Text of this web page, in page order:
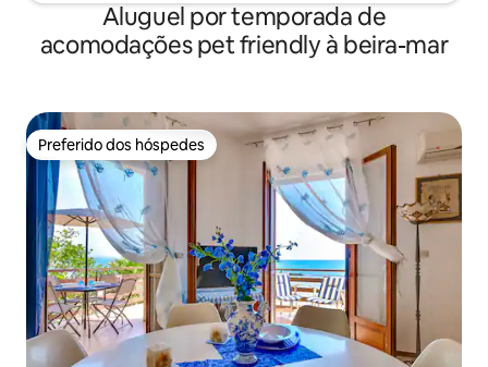
Aluguel por temporada de
acomodações pet friendly à beira-mar
Preferido dos hóspedes
Preferido dos hóspedes